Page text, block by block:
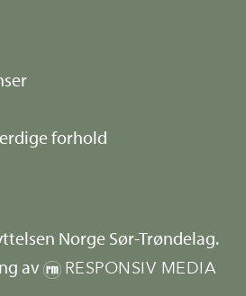
forhold
Norge Sør-Trøndelag.
av
RESPONSIV MEDIA